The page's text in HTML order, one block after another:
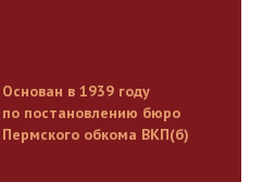
Основан в 1939 году
по постановлению бюро
Пермского обкома ВКП(б)